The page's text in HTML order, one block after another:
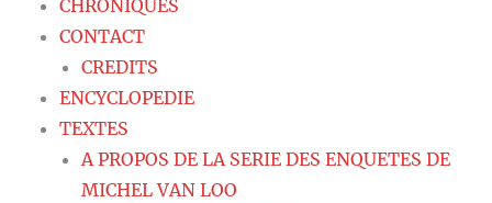
CHRONIQUES
CONTACT
CREDITS
ENCYCLOPEDIE
TEXTES
A PROPOS DE LA SERIE DES ENQUETES DE
MICHEL VAN LOO